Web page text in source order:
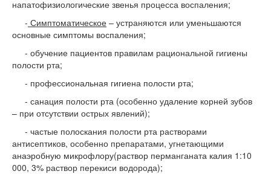
напатофизиологические звенья процесса воспаления;
- Симптоматическое – устраняются или уменьшаются
основные симптомы воспаления;
- обучение пациентов правилам рациональной гигиены
полости рта;
- профессиональная гигиена полости рта;
- санация полости рта (особенно удаление корней зубов
– при отсутствии острых явлений);
- частые полоскания полости рта растворами
антисептиков, особенно препаратами, угнетающими
анаэробную микрофлору(раствор перманганата калия 1:10
000, 3% раствор перекиси водорода);